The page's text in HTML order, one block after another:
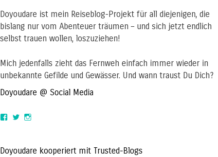
Doyoudare ist mein Reiseblog-Projekt für all diejenigen, die
bislang nur vom Abenteuer träumen – und sich jetzt endlich
selbst trauen wollen, loszuziehen!
Mich jedenfalls zieht das Fernweh einfach immer wieder in
unbekannte Gefilde und Gewässer. Und wann traust Du Dich?
Doyoudare @ Social Media
View
Facebook
View
TwitterInstagram
Doyoudare kooperiert mit Trusted-Blogs